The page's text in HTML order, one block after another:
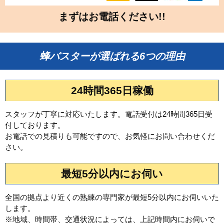
まずはお電話ください!!
蜂バスターが選ばれる6つの理由
24時間365日稼働
スタッフが丁寧に対応いたします。電話受付は24時間365日受
付しております。
お電話での見積りも可能ですので、お気軽にお問い合わせくだ
さい。
最短5分以内にお伺い
全国の拠点より近くの熟練の専門家が最短5分以内にお伺いいた
します。
※地域、時間帯、交通状況によっては、上記時間内にお伺いで